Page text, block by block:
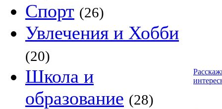
Спорт (26)
Увлечения и Хобби
(20)
Школа и
образование (28)